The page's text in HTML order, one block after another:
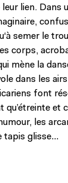
lien. Dans
semer le
corps,
mène la
dans les
font
et
les
tapis glisse…